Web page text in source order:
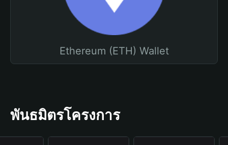
Ethereum (ETH) Wallet
พันธมิตรโครงการ